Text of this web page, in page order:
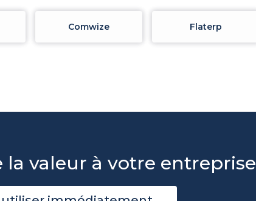
Comwize Flaterp
valeur à votre entreprise